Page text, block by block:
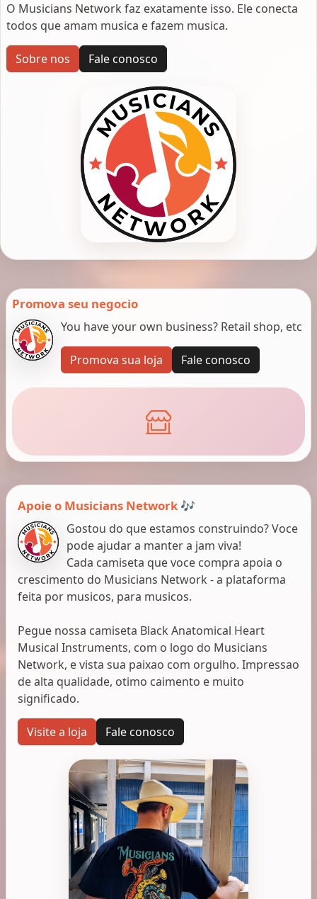
O Musicians Network faz exatamente isso. Ele conecta
todos que amam musica e fazem musica.
Sobre nos Fale conosco
Promova seu negocio
You have your own business? Retail shop, etc
Promova sua loja Fale conosco
Apoie o Musicians Network 🎶
Gostou do que estamos construindo? Voce
pode ajudar a manter a jam viva!
Cada camiseta que voce compra apoia o
crescimento do Musicians Network - a plataforma
feita por musicos, para musicos.
Pegue nossa camiseta Black Anatomical Heart
Musical Instruments, com o logo do Musicians
Network, e vista sua paixao com orgulho. Impressao
de alta qualidade, otimo caimento e muito
significado.
Visite a loja Fale conosco